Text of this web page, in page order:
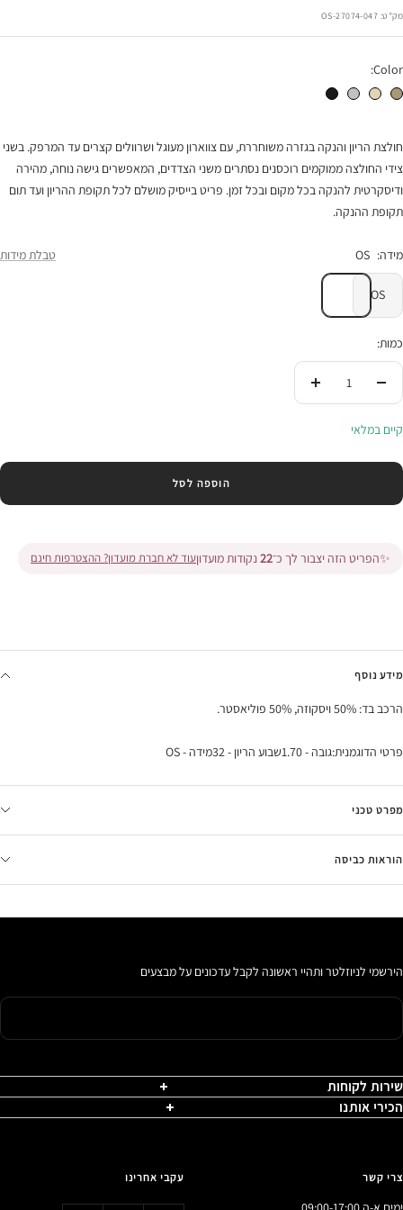
בהנחה
מק"ט: 27074-047-OS
Color:
חולצת הריון והנקה רוכסנים חאקיחולצת הריון והנקה רוכסנים לבן בז' חולצת הריון והנקה רוכסנים אפור לבן חולצת הריון והנקה רוכסנים שחור
חולצת הריון והנקה בגזרה משוחררת, עם צווארון מעוגל ושרוולים קצרים עד המרפק. בשני
צידי החולצה ממוקמים רוכסנים נסתרים משני הצדדים, המאפשרים גישה נוחה, מהירה
ודיסקרטית להנקה בכל מקום ובכל זמן. פריט בייסיק מושלם לכל תקופת ההריון ועד תום
תקופת ההנקה.
מידה: OS טבלת מידות
OS
כמות:
העלי
קיים במלאי
הוספה לסל
✨הפריט הזה יצבור לך כ־22נקודות מועדוןעוד לא חברת מועדון? ההצטרפות חינם
מידע נוסף
הרכב בד: 50% ויסקוזה, 50% פוליאסטר.
פרטי הדוגמנית:גובה - 1.70שבוע הריון - 32מידה - OS
מפרט טכני
הוראות כביסה
הירשמי לניוזלטר ותהיי ראשונה לקבל עדכונים על מבצעים
שירות לקוחות
הכירי אותנו
צרי קשר עקבי אחרינו